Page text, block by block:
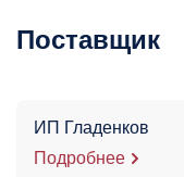
Поставщик
ИП Гладенков
Подробнее